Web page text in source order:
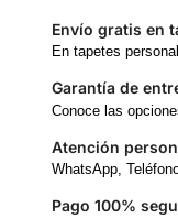
Envío gratis en
En tapetes
Garantía de
Conoce las
Atención
WhatsApp,
Pago 100%